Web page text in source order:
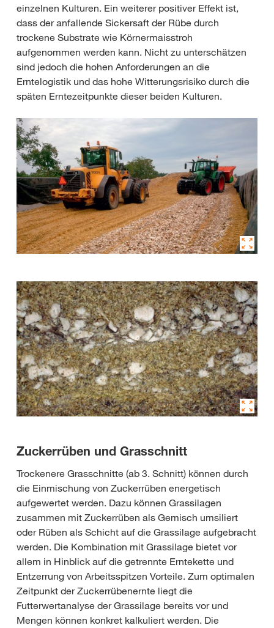
einzelnen Kulturen. Ein weiterer positiver Effekt ist,
dass der anfallende Sickersaft der Rübe durch
trockene Substrate wie Körnermaisstroh
aufgenommen werden kann. Nicht zu unterschätzen
sind jedoch die hohen Anforderungen an die
Erntelogistik und das hohe Witterungsrisiko durch die
späten Erntezeitpunkte dieser beiden Kulturen.
Zuckerrüben und Grasschnitt
Trockenere Grasschnitte (ab 3. Schnitt) können durch
die Einmischung von Zuckerrüben energetisch
aufgewertet werden. Dazu können Grassilagen
zusammen mit Zuckerrüben als Gemisch umsiliert
oder Rüben als Schicht auf die Grassilage aufgebracht
werden. Die Kombination mit Grassilage bietet vor
allem in Hinblick auf die getrennte Erntekette und
Entzerrung von Arbeitsspitzen Vorteile. Zum optimalen
Zeitpunkt der Zuckerrübenernte liegt die
Futterwertanalyse der Grassilage bereits vor und
Mengen können konkret kalkuliert werden. Die